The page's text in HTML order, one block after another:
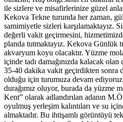
ile sizlere ve misafirlerinize güzel
Kekova Tekne turunda her zaman,
samimiyetle sizleri karşılamaktayız.
değerli vakit geçirmesini,
planda tutmaktayız. Kekova Günlük
akvaryum koyu olacaktır. Yüzme
içinde tadı damağınızda kalacak olan
35-40 dakika vakit geçirdikten sonra
olduğu için turumuza devam
durağımız oluyor, burada da yüzme
Kent” olarak adlandırılan adanın
oyulmuş yerleşim kalıntıları ve su
almaktadır. Bu ihtişamlı görüntüyü